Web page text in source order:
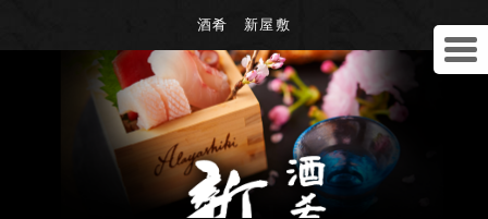
酒肴 新屋敷